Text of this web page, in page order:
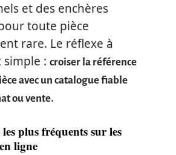
et des enchères
toute pièce
rare. Le réflexe à
: croiser la référence
avec un catalogue fiable
ou vente.
les plus fréquents sur les
ligne